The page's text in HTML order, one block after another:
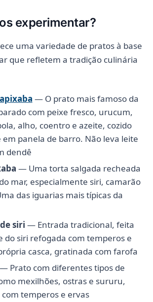
experimentar?
uma variedade de pratos à base
que refletem a tradição culinária
— O prato mais famoso da
com peixe fresco, urucum,
alho, coentro e azeite, cozido
panela de barro. Não leva leite
dendê
— Uma torta salgada recheada
mar, especialmente siri, camarão
das iguarias mais típicas da
siri — Entrada tradicional, feita
do siri refogada com temperos e
casca, gratinada com farofa
— Prato com diferentes tipos de
mexilhões, ostras e sururu,
temperos e ervas